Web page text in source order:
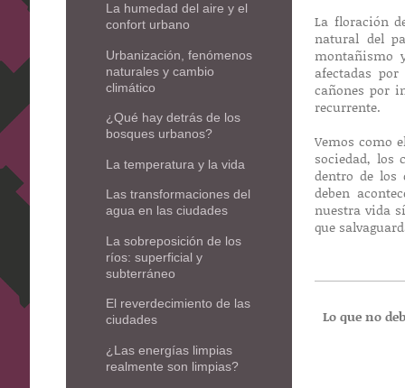
La floración
natural del
montañismo
afectadas
cañones por
recurrente.
Vemos como
sociedad, los
dentro de los
deben
nuestra vida
que
Lo que no
La humedad del aire y el
confort urbano
Urbanización, fenómenos
naturales y cambio
climático
¿Qué hay detrás de los
bosques urbanos?
La temperatura y la vida
Las transformaciones del
agua en las ciudades
La sobreposición de los
ríos: superficial y
subterráneo
El reverdecimiento de las
ciudades
¿Las energías limpias
realmente son limpias?